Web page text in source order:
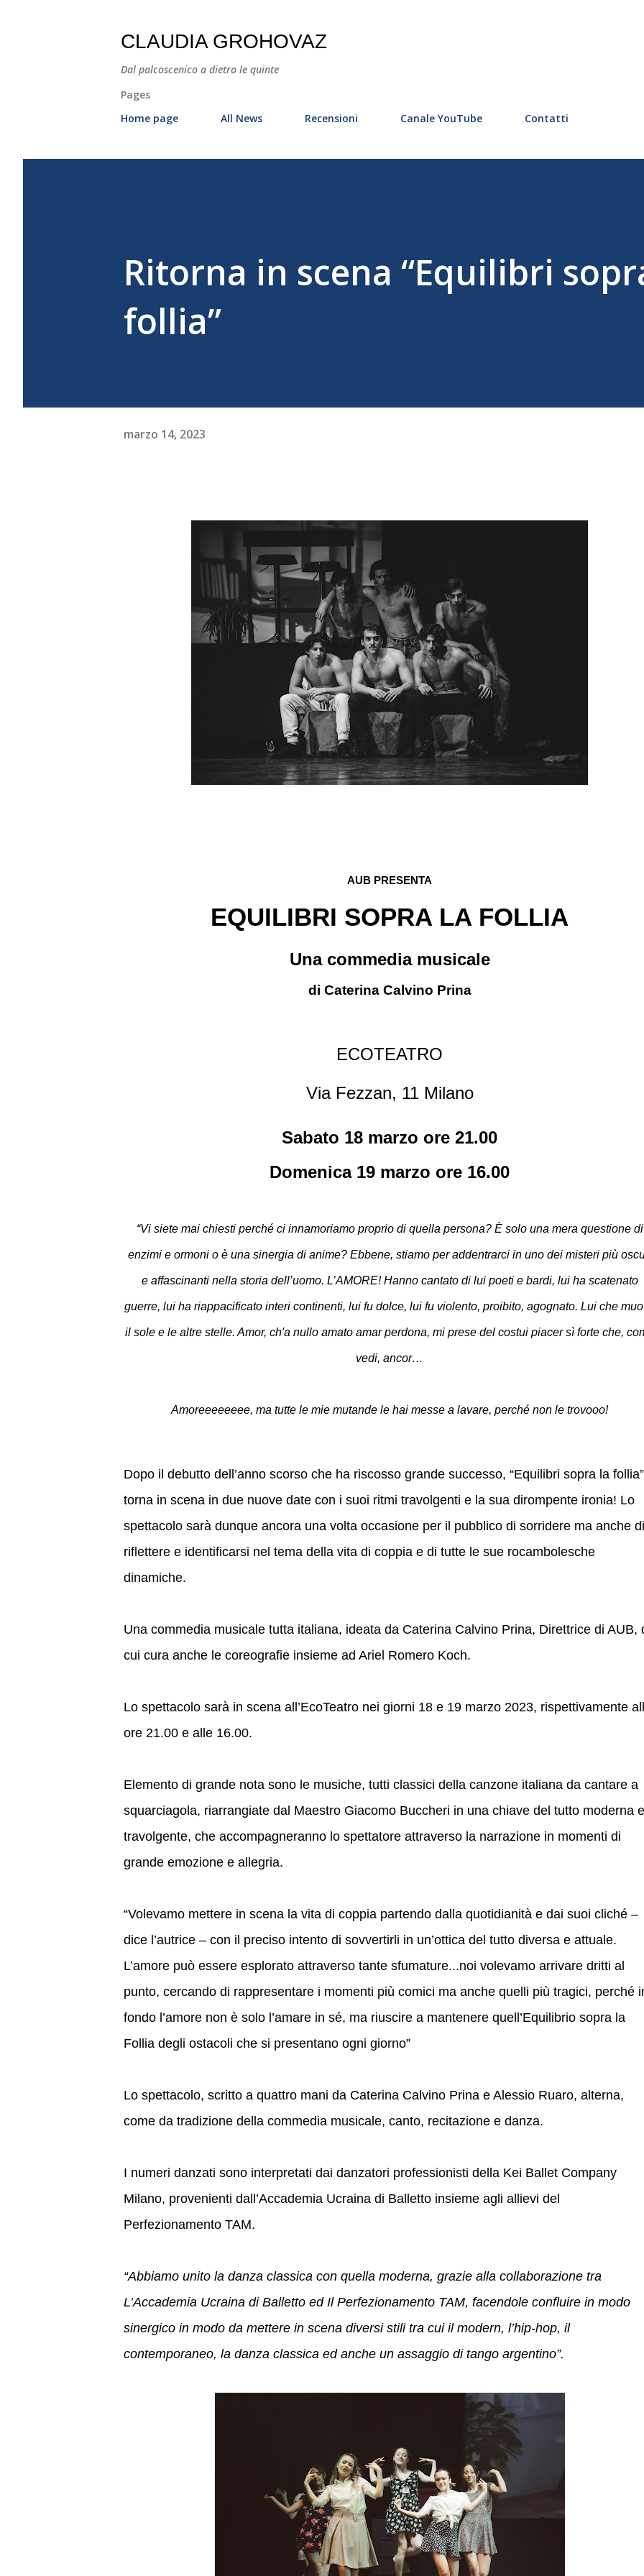
CLAUDIA GROHOVAZ
Dal palcoscenico a dietro le quinte
Pages
Home page
All News Recensioni Canale YouTube Contatti
Ritorna in scena “Equilibri
follia”
marzo 14, 2023
AUB PRESENTA
EQUILIBRI SOPRA LA FOLLIA
Una commedia musicale
di Caterina Calvino Prina
ECOTEATRO
Via Fezzan, 11 Milano
Sabato 18 marzo ore 21.00
Domenica 19 marzo ore 16.00
“Vi siete mai chiesti perché ci innamoriamo proprio di quella persona? È solo una mera questione di
enzimi e ormoni o è una sinergia di anime? Ebbene, stiamo per addentrarci in uno dei misteri più
e affascinanti nella storia dell’uomo. L’AMORE! Hanno cantato di lui poeti e bardi, lui ha scatenato
guerre, lui ha riappacificato interi continenti, lui fu dolce, lui fu violento, proibito, agognato. Lui che
il sole e le altre stelle. Amor, ch'a nullo amato amar perdona, mi prese del costui piacer sì forte che,
vedi, ancor…
Amoreeeeeeee, ma tutte le mie mutande le hai messe a lavare, perché non le trovooo!
Dopo il debutto dell’anno scorso che ha riscosso grande successo, “Equilibri sopra la follia”
torna in scena in due nuove date con i suoi ritmi travolgenti e la sua dirompente ironia! Lo
spettacolo sarà dunque ancora una volta occasione per il pubblico di sorridere ma anche di
riflettere e identificarsi nel tema della vita di coppia e di tutte le sue rocambolesche
dinamiche.
Una commedia musicale tutta italiana, ideata da Caterina Calvino Prina, Direttrice di AUB,
cui cura anche le coreografie insieme ad Ariel Romero Koch.
Lo spettacolo sarà in scena all’EcoTeatro nei giorni 18 e 19 marzo 2023, rispettivamente
ore 21.00 e alle 16.00.
Elemento di grande nota sono le musiche, tutti classici della canzone italiana da cantare a
squarciagola, riarrangiate dal Maestro Giacomo Buccheri in una chiave del tutto moderna e
travolgente, che accompagneranno lo spettatore attraverso la narrazione in momenti di
grande emozione e allegria.
“Volevamo mettere in scena la vita di coppia partendo dalla quotidianità e dai suoi cliché –
dice l’autrice – con il preciso intento di sovvertirli in un’ottica del tutto diversa e attuale.
L’amore può essere esplorato attraverso tante sfumature...noi volevamo arrivare dritti al
punto, cercando di rappresentare i momenti più comici ma anche quelli più tragici, perché
fondo l’amore non è solo l’amare in sé, ma riuscire a mantenere quell’Equilibrio sopra la
Follia degli ostacoli che si presentano ogni giorno”
Lo spettacolo, scritto a quattro mani da Caterina Calvino Prina e Alessio Ruaro, alterna,
come da tradizione della commedia musicale, canto, recitazione e danza.
I numeri danzati sono interpretati dai danzatori professionisti della Kei Ballet Company
Milano, provenienti dall’Accademia Ucraina di Balletto insieme agli allievi del
Perfezionamento TAM.
“Abbiamo unito la danza classica con quella moderna, grazie alla collaborazione tra
L’Accademia Ucraina di Balletto ed Il Perfezionamento TAM, facendole confluire in modo
sinergico in modo da mettere in scena diversi stili tra cui il modern, l’hip-hop, il
contemporaneo, la danza classica ed anche un assaggio di tango argentino”.